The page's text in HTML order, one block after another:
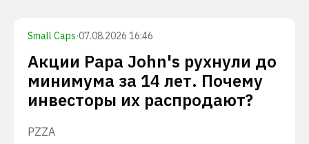
Small Caps·07.08.2026 16:46
Акции Papa John's рухнули до
минимума за 14 лет. Почему
инвесторы их распродают?
PZZA